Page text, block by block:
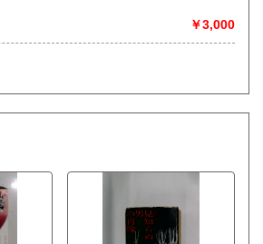
￥3,000